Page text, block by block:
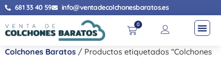
681 33 40 59 info@ventadecolchonesbaratos.es
0
Colchones Baratos / Productos etiquetados “Colchones